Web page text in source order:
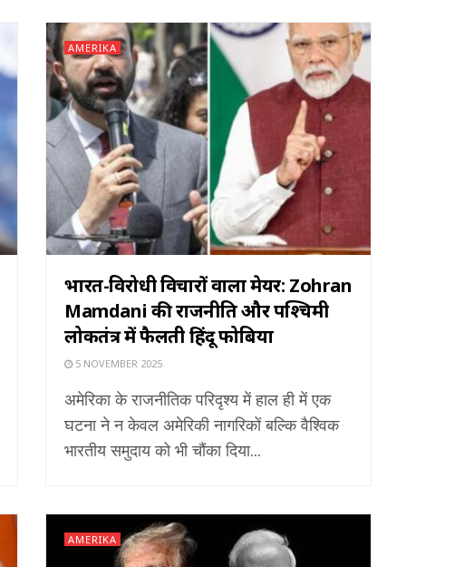
AMERIKA
भारत-विरोधी विचारों वाला मेयर: Zohran
Mamdani की राजनीति और पश्चिमी
लोकतंत्र में फैलती हिंदू फोबिया
5 NOVEMBER 2025
अमेरिका के राजनीतिक परिदृश्य में हाल ही में एक
घटना ने न केवल अमेरिकी नागरिकों बल्कि वैश्विक
भारतीय समुदाय को भी चौंका दिया...
AMERIKA